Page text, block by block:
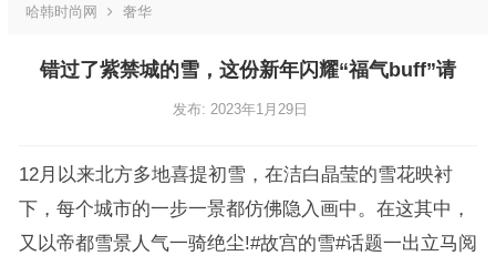
哈韩时尚网 奢华
错过了紫禁城的雪，这份新年闪耀“福气buff”请
发布: 2023年1月29日
12月以来北方多地喜提初雪，在洁白晶莹的雪花映衬
下，每个城市的一步一景都仿佛隐入画中。在这其中，
又以帝都雪景人气一骑绝尘!#故宫的雪#话题一出立马阅